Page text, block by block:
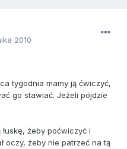
2010
tygodnia mamy ją ćwiczyć,
go stawiać. Jeżeli pójdzie
żeby poćwiczyć i
oczy, żeby nie patrzeć na tą